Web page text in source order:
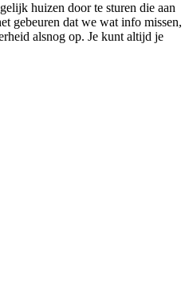
huizen door te sturen die aan
gebeuren dat we wat info missen,
alsnog op. Je kunt altijd je